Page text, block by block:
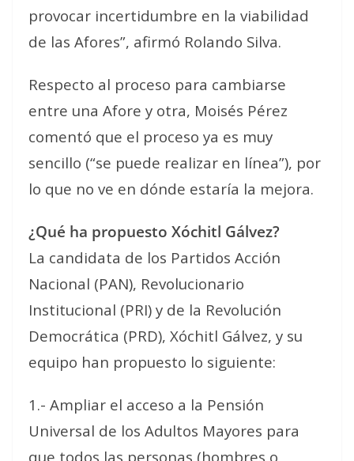
provocar incertidumbre en la viabilidad
de las Afores”, afirmó Rolando Silva.
Respecto al proceso para cambiarse
entre una Afore y otra, Moisés Pérez
comentó que el proceso ya es muy
sencillo (“se puede realizar en línea”), por
lo que no ve en dónde estaría la mejora.
¿Qué ha propuesto Xóchitl Gálvez?
La candidata de los Partidos Acción
Nacional (PAN), Revolucionario
Institucional (PRI) y de la Revolución
Democrática (PRD), Xóchitl Gálvez, y su
equipo han propuesto lo siguiente:
1.- Ampliar el acceso a la Pensión
Universal de los Adultos Mayores para
que todos las personas (hombres o